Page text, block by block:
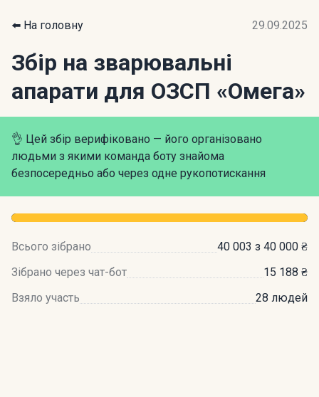
⬅️ На головну 29.09.2025
Збір на зварювальні
апарати для ОЗСП «Омега»
👌 Цей збір верифіковано — його організовано
людьми з якими команда боту знайома
безпосередньо або через одне рукопотискання
Всього зібрано
40 003 з 40 000 ₴
Зібрано через чат-бот
15 188 ₴
Взяло участь
28 людей